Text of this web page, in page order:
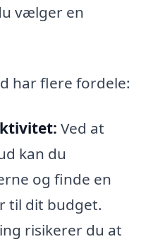
vælger en
har flere fordele:
Ved at
kan du
og finde en
til dit budget.
risikerer du at